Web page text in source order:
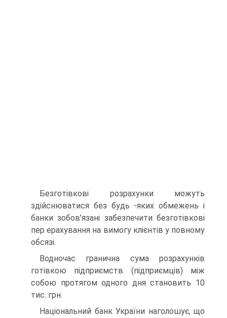
Безготівкові розрахунки можуть
здійснюватися без будь -яких обмежень і
банки зобов’язані забезпечити безготівкові
пер ерахування на вимогу клієнтів у повному
обсязі.
Водночас гранична сума розрахунків
готівкою підприємств (підприємців) між
собою протягом одного дня становить 10
тис. грн.
Національний банк України наголошує, що